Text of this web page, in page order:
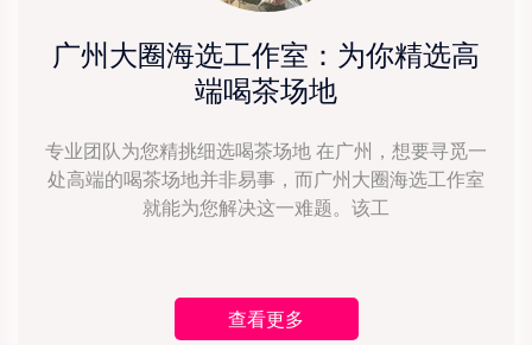
广州大圈海选工作室：为你精选高
端喝茶场地
专业团队为您精挑细选喝茶场地 在广州，想要寻觅一
处高端的喝茶场地并非易事，而广州大圈海选工作室
就能为您解决这一难题。该工
查看更多